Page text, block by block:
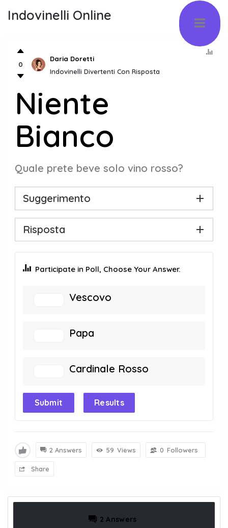
Indovinelli Online
0
Daria Doretti
Indovinelli Divertenti Con Risposta
Niente
Bianco
Quale prete beve solo vino rosso?
Suggerimento
Risposta
Participate in Poll, Choose Your Answer.
Vescovo
Papa
Cardinale Rosso
Submit Results
2 Answers 59 Views 0 Followers
Share
2 Answers